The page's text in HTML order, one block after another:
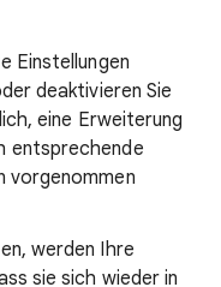
Einstellungen
deaktivieren Sie
eine Erweiterung
entsprechende
vorgenommen
werden Ihre
sie sich wieder in